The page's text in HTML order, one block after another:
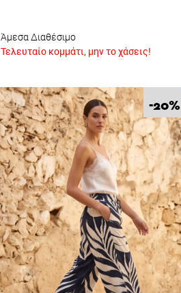
Άμεσα Διαθέσιμο
Τελευταίο κομμάτι, μην το χάσεις!
-20%